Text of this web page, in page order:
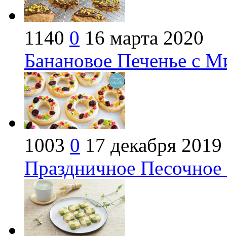
1140 0 16 марта 2020
Банановое Печенье с
1003 0 17 декабря 2019
Праздничное